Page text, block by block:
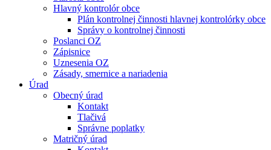
Hlavný kontrolór obce
Plán kontrolnej činnosti hlavnej kontrolórky obce
Správy o kontrolnej činnosti
Poslanci OZ
Zápisnice
Uznesenia OZ
Zásady, smernice a nariadenia
Úrad
Obecný úrad
Kontakt
Tlačivá
Správne poplatky
Matričný úrad